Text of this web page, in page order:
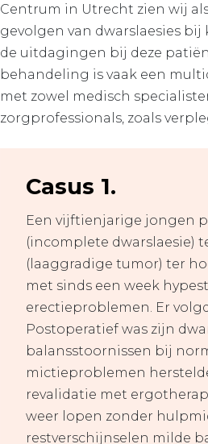
Centrum in Utrecht zien wij
gevolgen van dwarslaesies
de uitdagingen bij deze
behandeling is vaak een
met zowel medisch
zorgprofessionals, zoals
Casus 1.
Een vijftienjarige jongen
(incomplete dwarslaesie)
(laaggradige tumor) ter
met sinds een week
erectieproblemen. Er
Postoperatief was zijn
balansstoornissen bij
mictieproblemen
revalidatie met
weer lopen zonder
restverschijnselen milde